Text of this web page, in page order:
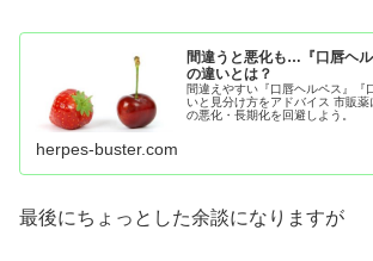
間違うと悪化も…『口唇ヘル
の違いとは？
間違えやすい『口唇ヘルペス』『
いと見分け方をアドバイス 市販
の悪化・長期化を回避しよう。
herpes-buster.com
最後にちょっとした余談になりますが